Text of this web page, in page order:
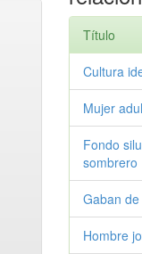
Título
Cultura
Mujer
Fondo
sombrero
Gaban
Hombre